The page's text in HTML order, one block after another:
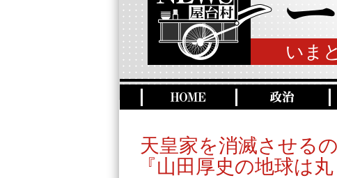
いま
天皇家を消滅させる
『山田厚史の地球は